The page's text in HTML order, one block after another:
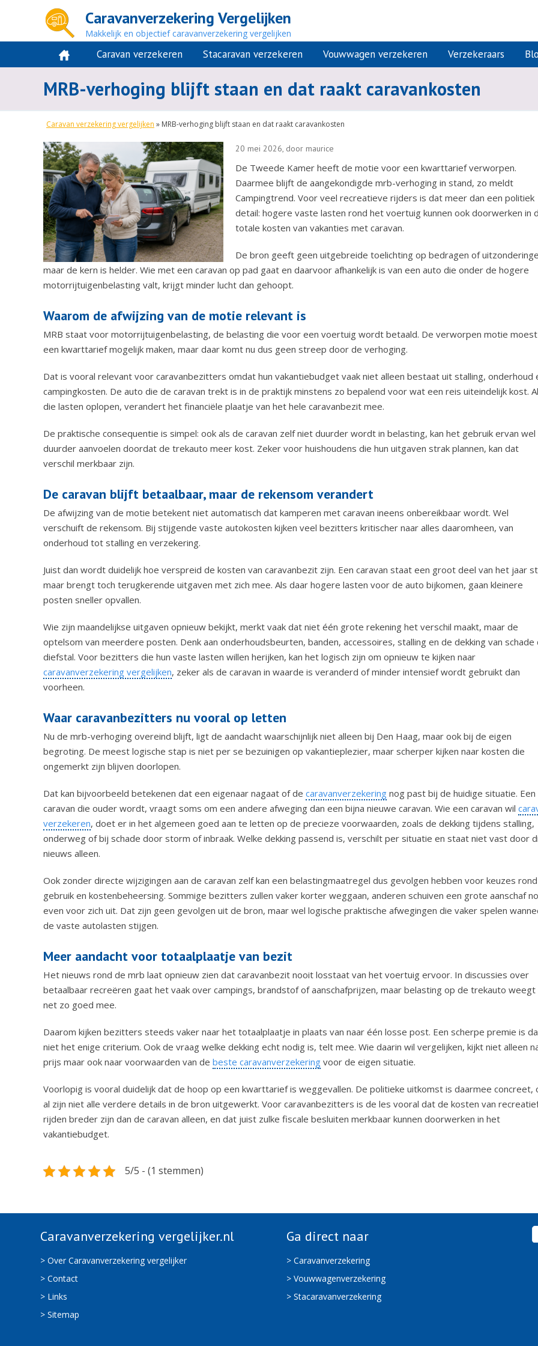
Caravanverzekering Vergelijken
Makkelijk en objectief caravanverzekering vergelijken
Caravan verzekeren Stacaravan verzekeren Vouwwagen verzekeren Verzekeraars
MRB-verhoging blijft staan en dat raakt caravankosten
Caravan verzekering vergelijken » MRB-verhoging blijft staan en dat raakt caravankosten
20 mei 2026, door maurice
De Tweede Kamer heeft de motie voor een kwarttarief verworpen.
Daarmee blijft de aangekondigde mrb-verhoging in stand, zo meldt
Campingtrend. Voor veel recreatieve rijders is dat meer dan een politiek
detail: hogere vaste lasten rond het voertuig kunnen ook doorwerken in
totale kosten van vakanties met caravan.
De bron geeft geen uitgebreide toelichting op bedragen of
maar de kern is helder. Wie met een caravan op pad gaat en daarvoor afhankelijk is van een auto die onder de hogere
motorrijtuigenbelasting valt, krijgt minder lucht dan gehoopt.
Waarom de afwijzing van de motie relevant is
MRB staat voor motorrijtuigenbelasting, de belasting die voor een voertuig wordt betaald. De verworpen motie moest
een kwarttarief mogelijk maken, maar daar komt nu dus geen streep door de verhoging.
Dat is vooral relevant voor caravanbezitters omdat hun vakantiebudget vaak niet alleen bestaat uit stalling, onderhoud
campingkosten. De auto die de caravan trekt is in de praktijk minstens zo bepalend voor wat een reis uiteindelijk kost.
die lasten oplopen, verandert het financiële plaatje van het hele caravanbezit mee.
De praktische consequentie is simpel: ook als de caravan zelf niet duurder wordt in belasting, kan het gebruik ervan wel
duurder aanvoelen doordat de trekauto meer kost. Zeker voor huishoudens die hun uitgaven strak plannen, kan dat
verschil merkbaar zijn.
De caravan blijft betaalbaar, maar de rekensom verandert
De afwijzing van de motie betekent niet automatisch dat kamperen met caravan ineens onbereikbaar wordt. Wel
verschuift de rekensom. Bij stijgende vaste autokosten kijken veel bezitters kritischer naar alles daaromheen, van
onderhoud tot stalling en verzekering.
Juist dan wordt duidelijk hoe verspreid de kosten van caravanbezit zijn. Een caravan staat een groot deel van het jaar
maar brengt toch terugkerende uitgaven met zich mee. Als daar hogere lasten voor de auto bijkomen, gaan kleinere
posten sneller opvallen.
Wie zijn maandelijkse uitgaven opnieuw bekijkt, merkt vaak dat niet één grote rekening het verschil maakt, maar de
optelsom van meerdere posten. Denk aan onderhoudsbeurten, banden, accessoires, stalling en de dekking van schade
diefstal. Voor bezitters die hun vaste lasten willen herijken, kan het logisch zijn om opnieuw te kijken naar
caravanverzekering vergelijken, zeker als de caravan in waarde is veranderd of minder intensief wordt gebruikt dan
voorheen.
Waar caravanbezitters nu vooral op letten
Nu de mrb-verhoging overeind blijft, ligt de aandacht waarschijnlijk niet alleen bij Den Haag, maar ook bij de eigen
begroting. De meest logische stap is niet per se bezuinigen op vakantieplezier, maar scherper kijken naar kosten die
ongemerkt zijn blijven doorlopen.
Dat kan bijvoorbeeld betekenen dat een eigenaar nagaat of de caravanverzekering nog past bij de huidige situatie. Een
caravan die ouder wordt, vraagt soms om een andere afweging dan een bijna nieuwe caravan. Wie een caravan wil
verzekeren, doet er in het algemeen goed aan te letten op de precieze voorwaarden, zoals de dekking tijdens stalling,
onderweg of bij schade door storm of inbraak. Welke dekking passend is, verschilt per situatie en staat niet vast door
nieuws alleen.
Ook zonder directe wijzigingen aan de caravan zelf kan een belastingmaatregel dus gevolgen hebben voor keuzes rond
gebruik en kostenbeheersing. Sommige bezitters zullen vaker korter weggaan, anderen schuiven een grote aanschaf
even voor zich uit. Dat zijn geen gevolgen uit de bron, maar wel logische praktische afwegingen die vaker spelen
de vaste autolasten stijgen.
Meer aandacht voor totaalplaatje van bezit
Het nieuws rond de mrb laat opnieuw zien dat caravanbezit nooit losstaat van het voertuig ervoor. In discussies over
betaalbaar recreëren gaat het vaak over campings, brandstof of aanschafprijzen, maar belasting op de trekauto weegt
net zo goed mee.
Daarom kijken bezitters steeds vaker naar het totaalplaatje in plaats van naar één losse post. Een scherpe premie is
niet het enige criterium. Ook de vraag welke dekking echt nodig is, telt mee. Wie daarin wil vergelijken, kijkt niet alleen
prijs maar ook naar voorwaarden van de beste caravanverzekering voor de eigen situatie.
Voorlopig is vooral duidelijk dat de hoop op een kwarttarief is weggevallen. De politieke uitkomst is daarmee concreet,
al zijn niet alle verdere details in de bron uitgewerkt. Voor caravanbezitters is de les vooral dat de kosten van
rijden breder zijn dan de caravan alleen, en dat juist zulke fiscale besluiten merkbaar kunnen doorwerken in het
vakantiebudget.
5/5 - (1 stemmen)
Caravanverzekering vergelijker.nl
> Over Caravanverzekering vergelijker
> Contact
> Links
> Sitemap
Ga direct naar
> Caravanverzekering
> Vouwwagenverzekering
> Stacaravanverzekering